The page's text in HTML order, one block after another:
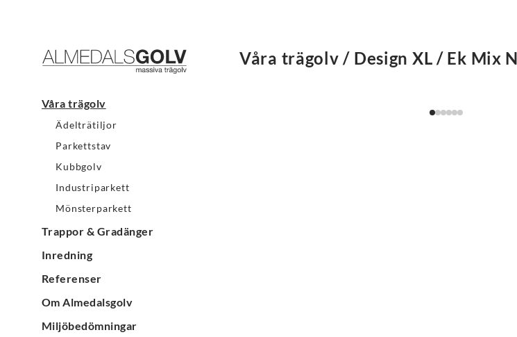
Våra trägolv
Ädelträtiljor
Parkettstav
Kubbgolv
Industriparkett
Mönsterparkett
Trappor & Gradänger
Inredning
Referenser
Om Almedalsgolv
Miljöbedömningar
Våra trägolv / Design XL / Ek Mix